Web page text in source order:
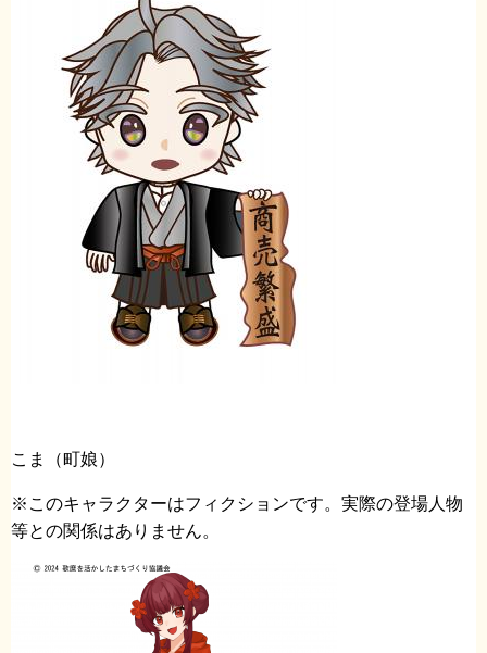
こま（町娘）
※このキャラクターはフィクションです。実際の登場人物
等との関係はありません。